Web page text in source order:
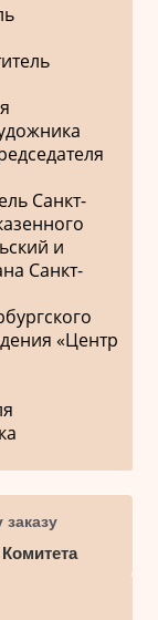
Санкт-
и
Санкт-
«Центр